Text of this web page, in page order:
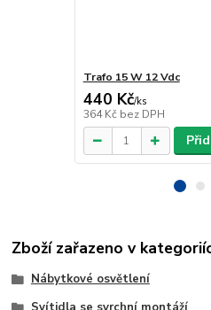
Trafo 15 W 12 Vdc
440 Kč/ks
364 Kč bez DPH
Zboží zařazeno v
Nábytkové osvětlení